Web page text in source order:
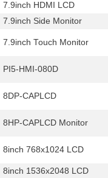
7.9inch HDMI LCD
7.9inch Side Monitor
7.9inch Touch Monitor
PI5-HMI-080D
8DP-CAPLCD
8HP-CAPLCD Monitor
8inch 768x1024 LCD
8inch 1536x2048 LCD